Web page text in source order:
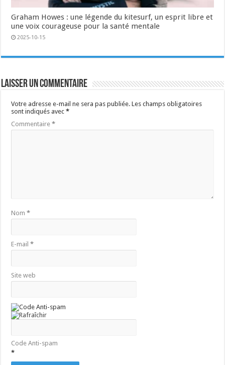
Graham Howes : une légende du kitesurf, un esprit libre et
une voix courageuse pour la santé mentale
2025-10-15
Laisser un commentaire
Votre adresse e-mail ne sera pas publiée. Les champs obligatoires
sont indiqués avec*
Commentaire*
Nom*
E-mail*
Site web
Code Anti-spam
*